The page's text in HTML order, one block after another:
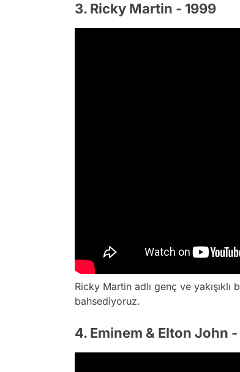
3. Ricky Martin - 1999
Ricky Martin adlı genç ve
bahsediyoruz.
4. Eminem & Elton John